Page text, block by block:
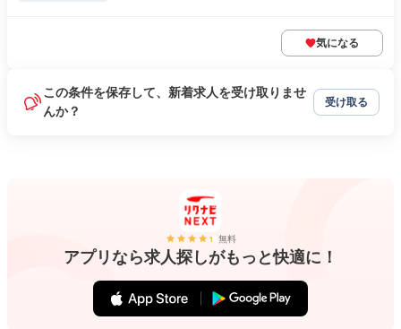
気になる
この条件を保存して、新着求人を受け取りませ
んか？
受け取る
無料
アプリなら求人探しがもっと快適に！